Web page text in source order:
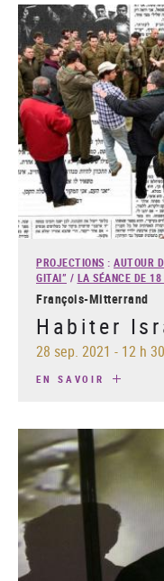
PROJECTIONS : AUTOUR
GITAI” / LA SÉANCE DE 18
François-Mitterrand
Habiter
28 sep. 2021 - 12 h
EN SAVOIR